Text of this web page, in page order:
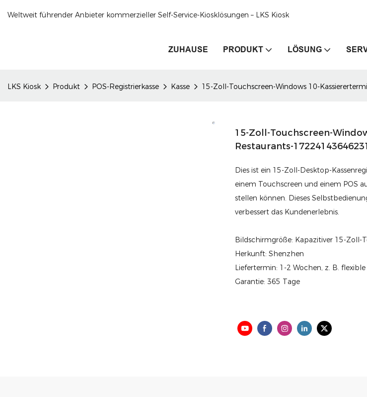
Weltweit führender Anbieter kommerzieller Self-Service-Kiosklösungen – LKS Kiosk
ZUHAUSE PRODUKT LÖSUNG
LKS Kiosk Produkt POS-Registrierkasse Kasse 15-Zoll-Touchscreen-Windows 10-
15-Zoll-Touchscreen-
Restaurants-
Dies ist ein 15-Zoll-Desktop-
einem Touchscreen und einem POS
stellen können. Dieses
verbessert das Kundenerlebnis.
Bildschirmgröße: Kapazitiver 15-Zoll-
Herkunft: Shenzhen
Liefertermin: 1-2 Wochen, z. B.
Garantie: 365 Tage